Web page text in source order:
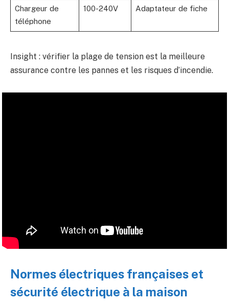
Chargeur de
téléphone
100-240V Adaptateur de fiche
Insight : vérifier la plage de tension est la meilleure
assurance contre les pannes et les risques d’incendie.
Normes électriques françaises et
sécurité électrique à la maison